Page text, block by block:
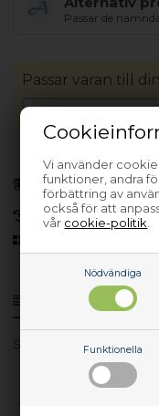
Vi använder
funktioner, andra
förbättring av
också för att
vår cookie-politik
Nödvändiga
Funktionella
Passar de
Produktinfo
SK7269 - 948563108
Förhandsbeställa
(Lev. 3-5
30 dagars returrätt
Passar varan till